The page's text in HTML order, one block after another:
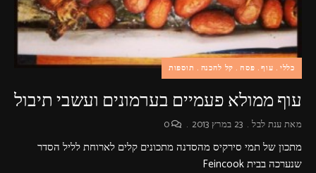
כללי עוף פסח קל להכנה תוספות
עוף ממולא פעמיים בערמונים ועשבי תיבול
מאתענת לבל 23 במרץ 2013 0
מתכון של תמי סירקיס מהסדנה מתכונים קלים לארוחת לליל הסדר
שנערכה בבית Feincook